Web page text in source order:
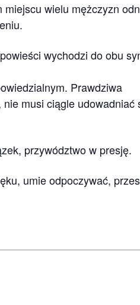
miejscu wielu mężczyzn
wychodzi do obu
Prawdziwa
musi ciągle udowadniać
przywództwo w presję.
umie odpoczywać,